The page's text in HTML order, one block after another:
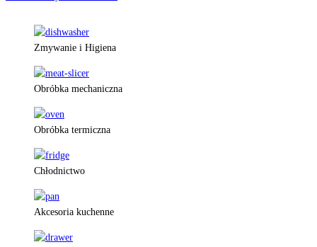
Zmywanie i Higiena
Obróbka mechaniczna
Obróbka termiczna
Chłodnictwo
Akcesoria kuchenne